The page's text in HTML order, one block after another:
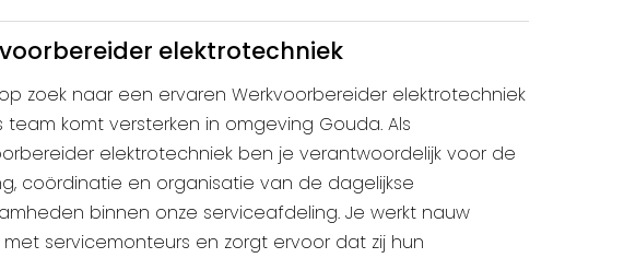
elektrotechniek
op zoek naar een ervaren Werkvoorbereider elektrotechniek
team komt versterken in omgeving Gouda. Als
elektrotechniek ben je verantwoordelijk voor de
coördinatie en organisatie van de dagelijkse
binnen onze serviceafdeling. Je werkt nauw
servicemonteurs en zorgt ervoor dat zij hun